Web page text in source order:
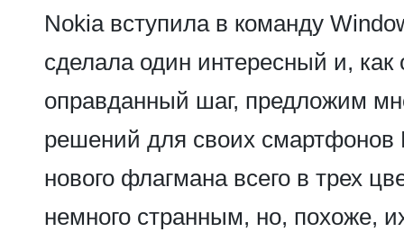
Nokia вступила в команду
сделала один интересный и, как
оправданный шаг, предложим
решений для своих смартфонов
нового флагмана всего в трех
немного странным, но, похоже,